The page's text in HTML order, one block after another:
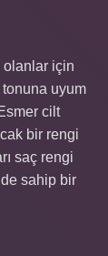
olanlar için
tonuna uyum
cilt
bir rengi
saç rengi
sahip bir